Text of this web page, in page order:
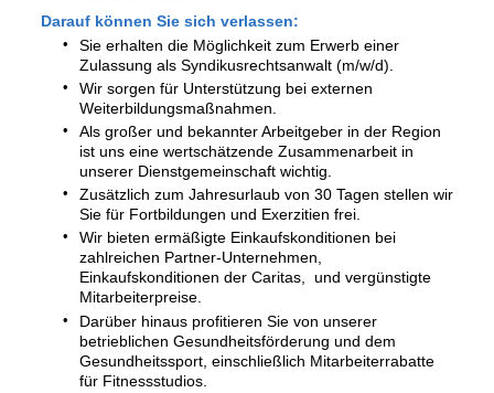
Darauf können Sie sich verlassen:
Sie erhalten die Möglichkeit zum Erwerb einer
Zulassung als Syndikusrechtsanwalt (m/w/d).
Wir sorgen für Unterstützung bei externen
Weiterbildungsmaßnahmen.
Als großer und bekannter Arbeitgeber in der Region
ist uns eine wertschätzende Zusammenarbeit in
unserer Dienstgemeinschaft wichtig.
Zusätzlich zum Jahresurlaub von 30 Tagen stellen wir
Sie für Fortbildungen und Exerzitien frei.
Wir bieten ermäßigte Einkaufskonditionen bei
zahlreichen Partner-Unternehmen,
Einkaufskonditionen der Caritas, und vergünstigte
Mitarbeiterpreise.
Darüber hinaus profitieren Sie von unserer
betrieblichen Gesundheitsförderung und dem
Gesundheitssport, einschließlich Mitarbeiterrabatte
für Fitnessstudios.